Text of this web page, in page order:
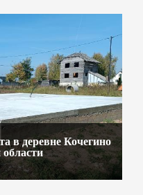
в деревне Кочегино